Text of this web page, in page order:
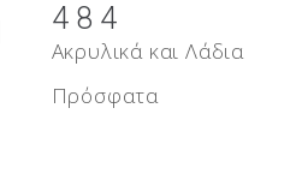
484
Ακρυλικά και Λάδια
Πρόσφατα